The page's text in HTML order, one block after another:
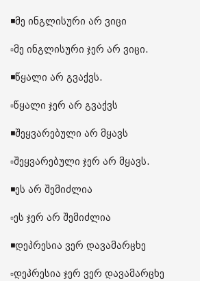
◾️მე ინგლისური არ ვიცი
▫️მე ინგლისური ჯერ არ ვიცი.
◾️წყალი არ გვაქვს.
▫️წყალი ჯერ არ გვაქვს
◾️შეყვარებული არ მყავს
▫️შეყვარებული ჯერ არ მყავს.
◾️ეს არ შემიძლია
▫️ეს ჯერ არ შემიძლია
◾️დეპრესია ვერ დავამარცხე
▫️დეპრესია ჯერ ვერ დავამარცხე